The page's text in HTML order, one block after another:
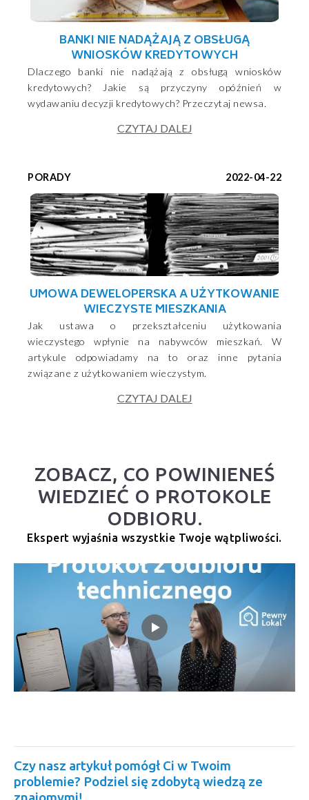
BANKI NIE NADĄŻAJĄ Z OBSŁUGĄ
WNIOSKÓW KREDYTOWYCH
Dlaczego banki nie nadążają z obsługą wniosków
kredytowych? Jakie są przyczyny opóźnień w
wydawaniu decyzji kredytowych? Przeczytaj newsa.
CZYTAJ DALEJ
PORADY 2022-04-22
UMOWA DEWELOPERSKA A UŻYTKOWANIE
WIECZYSTE MIESZKANIA
Jak ustawa o przekształceniu użytkowania
wieczystego wpłynie na nabywców mieszkań. W
artykule odpowiadamy na to oraz inne pytania
związane z użytkowaniem wieczystym.
CZYTAJ DALEJ
ZOBACZ, CO POWINIENEŚ
WIEDZIEĆ O PROTOKOLE
ODBIORU.
Ekspert wyjaśnia wszystkie Twoje wątpliwości.
Czy nasz artykuł pomógł Ci w Twoim
problemie? Podziel się zdobytą wiedzą ze
znajomymi!